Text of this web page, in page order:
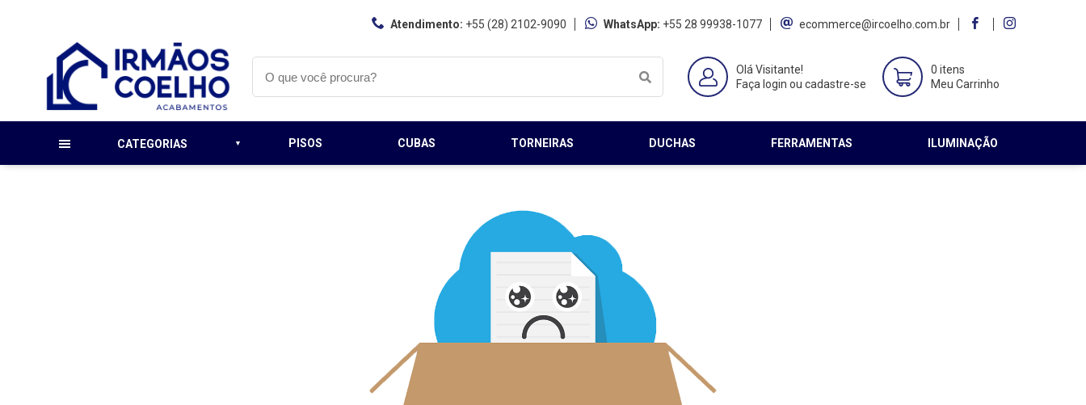
Atendimento: +55 (28) 2102-9090 WhatsApp: +55 28 99938-1077 ecommerce@ircoelho.com.br
Olá Visitante!
Faça login ou cadastre-se
0 itens
Meu Carrinho
CATEGORIAS PISOS CUBAS TORNEIRAS DUCHAS FERRAMENTAS ILUMINAÇÃO